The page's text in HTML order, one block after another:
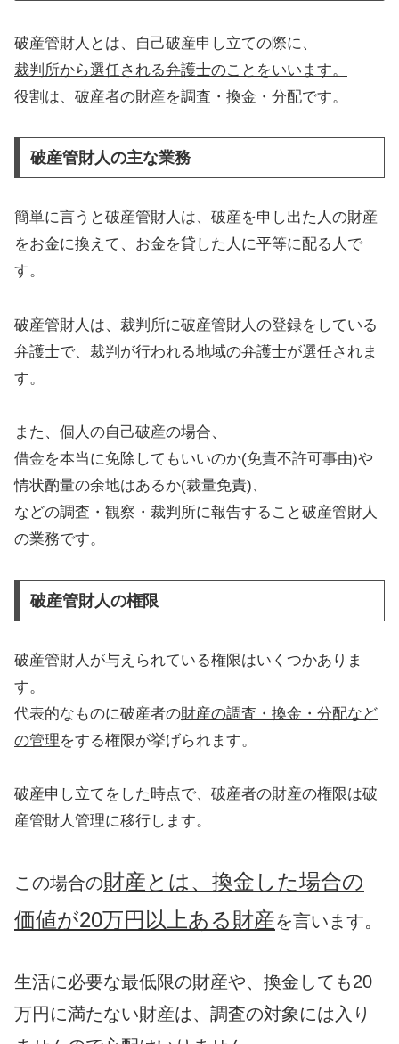
破産管財人とは、自己破産申し立ての際に、
裁判所から選任される弁護士のことをいいます。
役割は、破産者の財産を調査・換金・分配です。
破産管財人の主な業務
簡単に言うと破産管財人は、破産を申し出た人の財産
をお金に換えて、お金を貸した人に平等に配る人で
す。
破産管財人は、裁判所に破産管財人の登録をしている
弁護士で、裁判が行われる地域の弁護士が選任されま
す。
また、個人の自己破産の場合、
借金を本当に免除してもいいのか(免責不許可事由)や
情状酌量の余地はあるか(裁量免責)、
などの調査・観察・裁判所に報告すること破産管財人
の業務です。
破産管財人の権限
破産管財人が与えられている権限はいくつかありま
す。
代表的なものに破産者の財産の調査・換金・分配など
の管理をする権限が挙げられます。
破産申し立てをした時点で、破産者の財産の権限は破
産管財人管理に移行します。
この場合の財産とは、換金した場合の
価値が20万円以上ある財産を言います。
生活に必要な最低限の財産や、換金しても20
万円に満たない財産は、調査の対象には入り